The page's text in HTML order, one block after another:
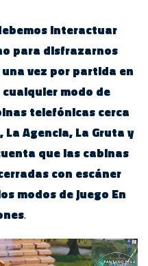
interactuar
para disfrazarnos
vez por partida en
modo de
telefónicas cerca
La Agencia, La Gruta y
que las cabinas
con escáner
modos de juego En
.